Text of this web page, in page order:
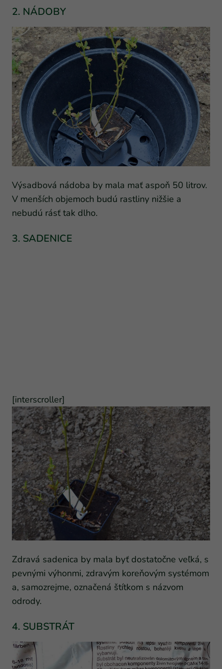
2. NÁDOBY
Výsadbová nádoba by mala mať aspoň 50 litrov.
V menších objemoch budú rastliny nižšie a
nebudú rásť tak dlho.
3. SADENICE
[interscroller]
Zdravá sadenica by mala byť dostatočne veľká, s
pevnými výhonmi, zdravým koreňovým systémom
a, samozrejme, označená štítkom s názvom
odrody.
4. SUBSTRÁT